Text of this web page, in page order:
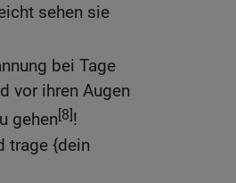
sehen sie
bei Tage
vor ihren Augen
gehen[8]!
trage {dein